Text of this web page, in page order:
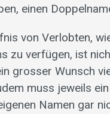
einen
von Verlobten,
zu verfügen, ist
grosser Wunsch
muss jeweils
Namen gar